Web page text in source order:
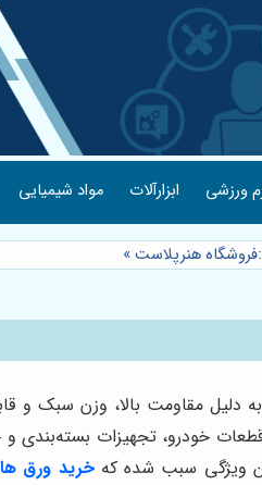
ورزشی ابزارآلات مواد شیمیایی
هنرپلاست»
دلیل مقاومت بالا، وزن سبک و
خودرو، تجهیزات
ویژگی سبب شده که خرید ورق